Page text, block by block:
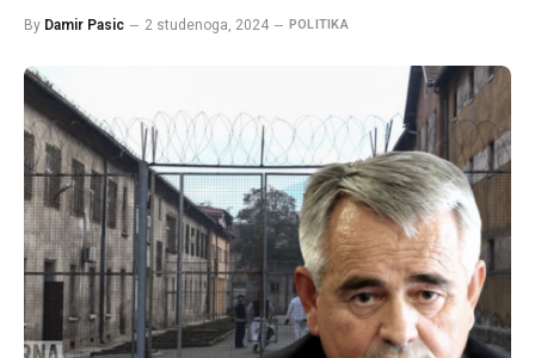
By Damir Pasic 2 studenoga, 2024 POLITIKA